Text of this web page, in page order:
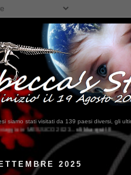
siamo stati visitati da 139 paesi diversi, gli
!!!
2025